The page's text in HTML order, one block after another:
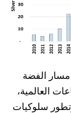
سيستمر مسار الفضة
العالمية،
سلوكيات